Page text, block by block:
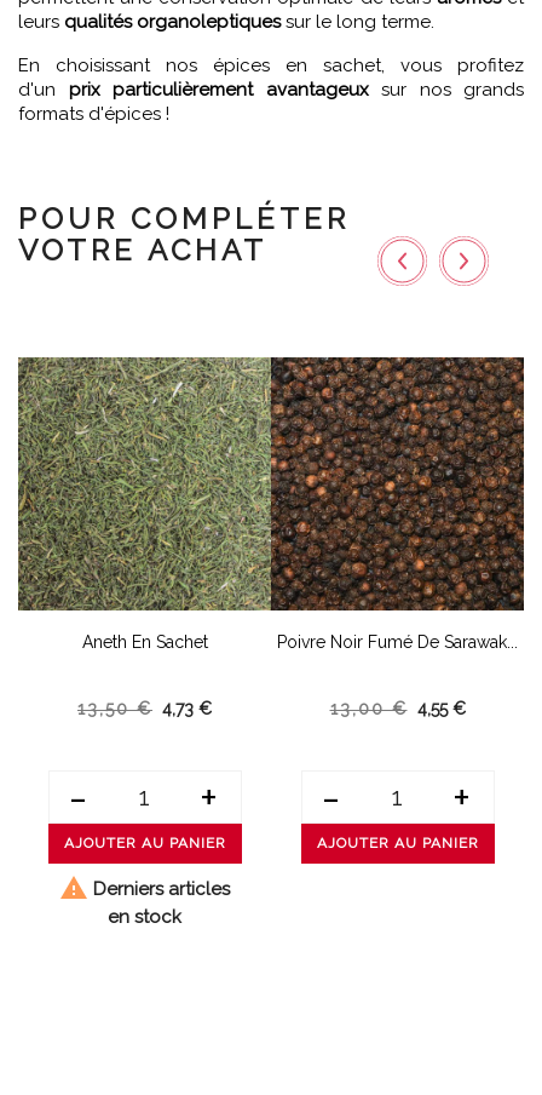
leurs qualités organoleptiquessur le long terme.
En choisissant nos épices en sachet, vous profitez
d'un prix particulièrement avantageuxsur nos grands
formats d'épices !
POUR COMPLÉTER
VOTRE ACHAT
Aneth En Sachet
13,50 € 4,73 €
- +
AJOUTER AU PANIER
 Derniers articles
en stock
Poivre Noir Fumé De Sarawak...
13,00 € 4,55 €
- +
AJOUTER AU PANIER